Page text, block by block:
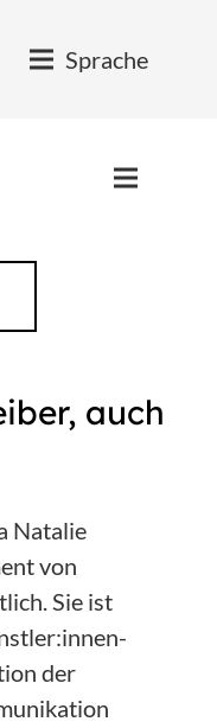
Sprache
auch
Natalie
von
Sie ist
der